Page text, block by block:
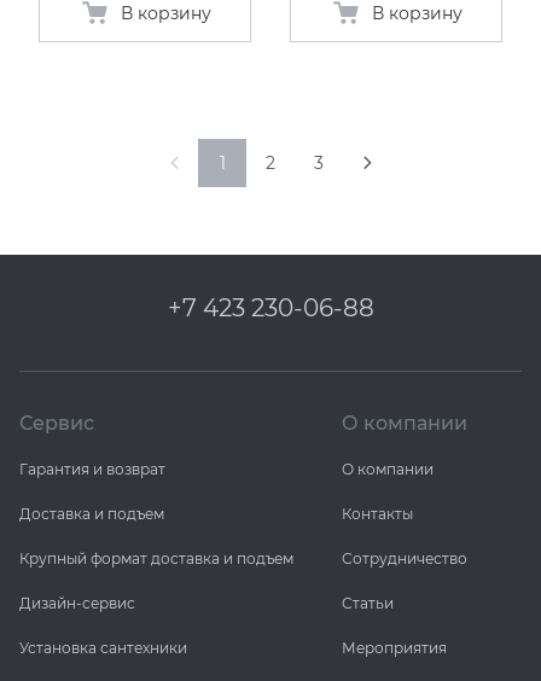
В корзину В корзину
1 2 3
+7 423 230-06-88
Сервис
Гарантия и возврат
Доставка и подъем
Крупный формат доставка и подъем
Дизайн-сервис
Установка сантехники
О компании
О компании
Контакты
Сотрудничество
Статьи
Мероприятия